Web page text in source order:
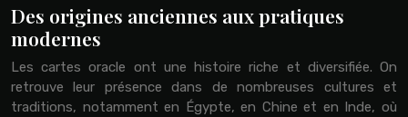
Des origines anciennes aux pratiques
modernes
Les cartes oracle ont une histoire riche et diversifiée. On
retrouve leur présence dans de nombreuses cultures et
traditions, notamment en Égypte, en Chine et en Inde, où